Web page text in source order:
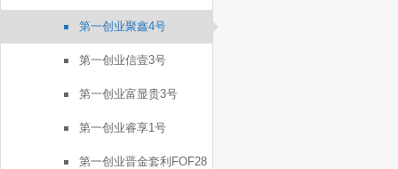
第一创业聚鑫4号
第一创业信壹3号
第一创业富显贵3号
第一创业睿享1号
第一创业晋金套利FOF28